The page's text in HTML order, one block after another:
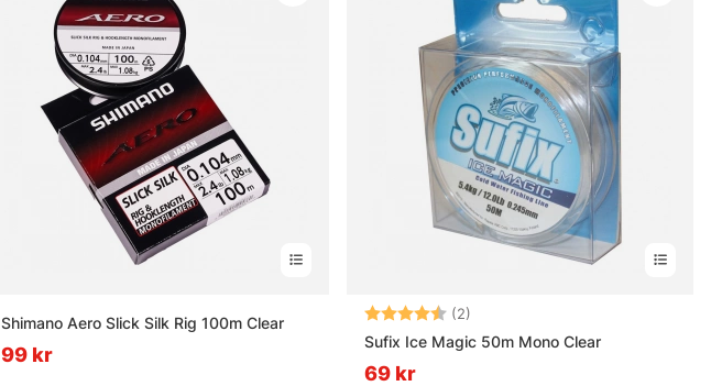
Shimano Aero Slick Silk Rig 100m Clear
99 kr
Betyg: (2)
Sufix Ice Magic 50m Mono Clear
69 kr